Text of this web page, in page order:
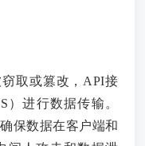
取或篡改，API接
）进行数据传输。
保数据在客户端和